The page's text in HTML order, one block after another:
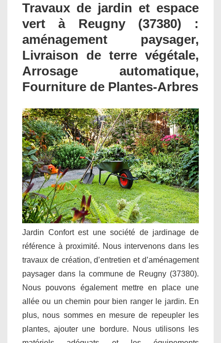
Travaux de jardin et espace
vert à Reugny (37380) :
aménagement paysager,
Livraison de terre végétale,
Arrosage automatique,
Fourniture de Plantes-Arbres
Jardin Confort est une société de jardinage de
référence à proximité. Nous intervenons dans les
travaux de création, d’entretien et d’aménagement
paysager dans la commune de Reugny (37380).
Nous pouvons également mettre en place une
allée ou un chemin pour bien ranger le jardin. En
plus, nous sommes en mesure de repeupler les
plantes, ajouter une bordure. Nous utilisons les